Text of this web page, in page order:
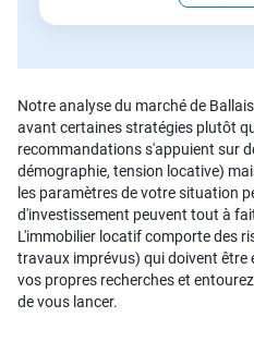
Notre analyse du marché de
avant certaines stratégies plutôt
recommandations s'appuient sur
démographie, tension locative)
les paramètres de votre situation
d'investissement peuvent tout à
L'immobilier locatif comporte des
travaux imprévus) qui doivent être
vos propres recherches et
de vous lancer.